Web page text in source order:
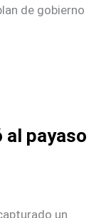
de gobierno
al payaso
un